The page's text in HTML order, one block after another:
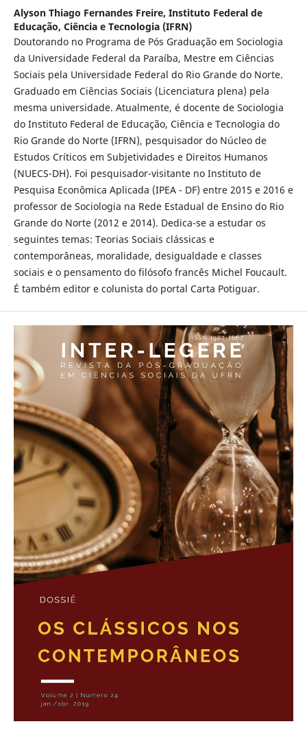
Alyson Thiago Fernandes Freire, Instituto Federal de
Educação, Ciência e Tecnologia (IFRN)
Doutorando no Programa de Pós Graduação em Sociologia
da Universidade Federal da Paraíba, Mestre em Ciências
Sociais pela Universidade Federal do Rio Grande do Norte.
Graduado em Ciências Sociais (Licenciatura plena) pela
mesma universidade. Atualmente, é docente de Sociologia
do Instituto Federal de Educação, Ciência e Tecnologia do
Rio Grande do Norte (IFRN), pesquisador do Núcleo de
Estudos Críticos em Subjetividades e Direitos Humanos
(NUECS-DH). Foi pesquisador-visitante no Instituto de
Pesquisa Econômica Aplicada (IPEA - DF) entre 2015 e 2016 e
professor de Sociologia na Rede Estadual de Ensino do Rio
Grande do Norte (2012 e 2014). Dedica-se a estudar os
seguintes temas: Teorias Sociais clássicas e
contemporâneas, moralidade, desigualdade e classes
sociais e o pensamento do filósofo francês Michel Foucault.
É também editor e colunista do portal Carta Potiguar.